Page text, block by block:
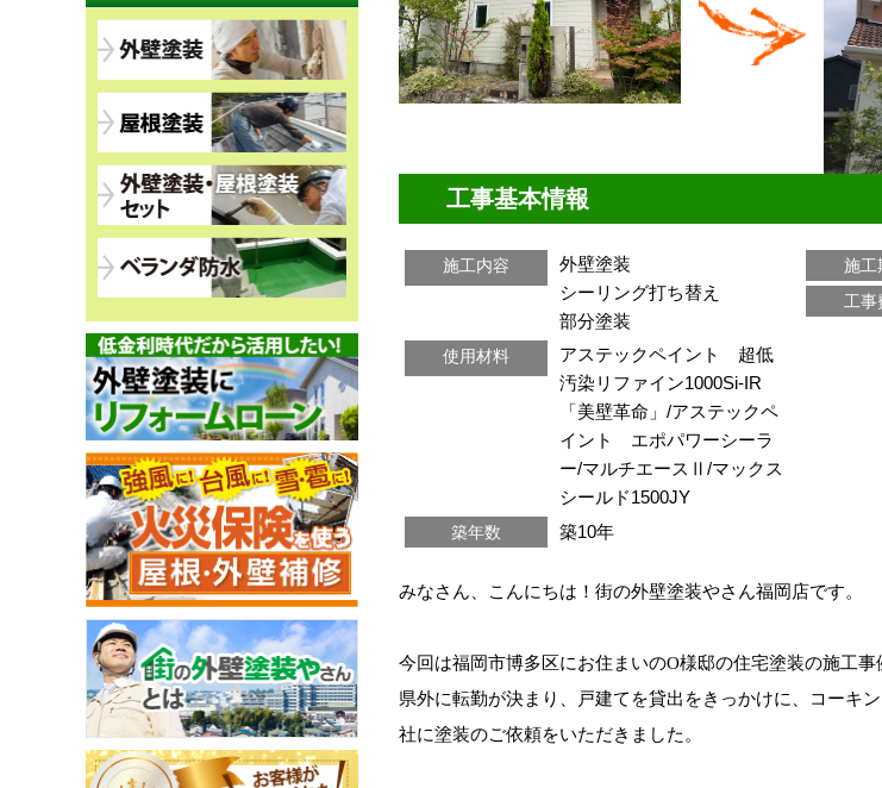
工事基本情報
施工内容
外壁塗装
シーリング打ち替え
部分塗装
使用材料
アステックペイント 超低
汚染リファイン1000Si-IR
「美壁革命」/アステックペ
イント エポパワーシーラ
ー/マルチエースⅡ/マックス
シールド1500JY
築年数 築10年
施工
工事
みなさん、こんにちは！街の外壁塗装やさん福岡店です。
今回は福岡市博多区にお住まいのO様邸の住宅塗装の施工事
県外に転勤が決まり、戸建てを貸出をきっかけに、コーキ
社に塗装のご依頼をいただきました。